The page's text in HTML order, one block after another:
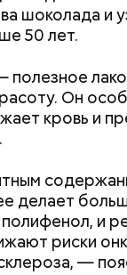
шоколада и
50 лет.
Он
кровь и
делает
и
риски
—